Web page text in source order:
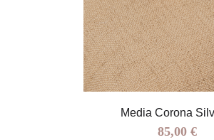
Media Corona
85,00 €